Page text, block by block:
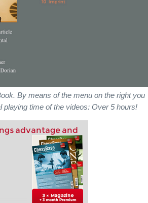
By means of the menu on the right you
time of the videos: Over 5 hours!
advantage and